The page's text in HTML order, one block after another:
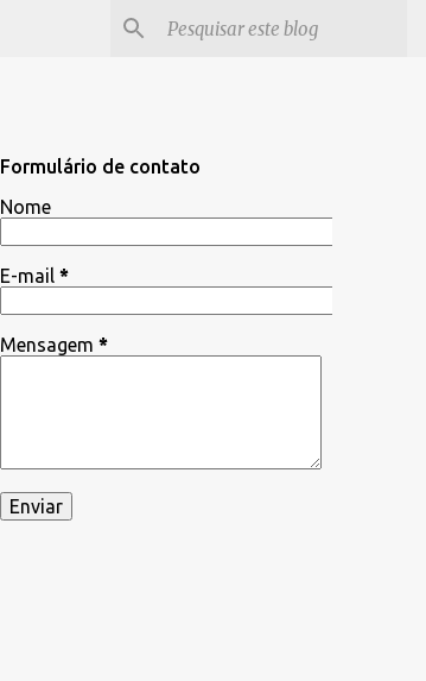
Formulário de contato
Nome
E-mail *
Mensagem *